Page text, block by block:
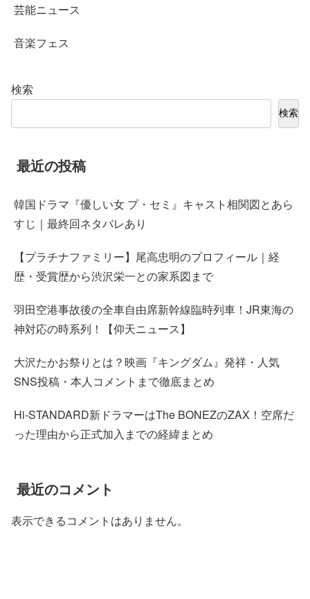
芸能ニュース
音楽フェス
検索
検索
最近の投稿
韓国ドラマ『優しい女 プ・セミ』キャスト相関図とあら
すじ｜最終回ネタバレあり
【プラチナファミリー】尾高忠明のプロフィール｜経
歴・受賞歴から渋沢栄一との家系図まで
羽田空港事故後の全車自由席新幹線臨時列車！JR東海の
神対応の時系列！【仰天ニュース】
大沢たかお祭りとは？映画『キングダム』発祥・人気
SNS投稿・本人コメントまで徹底まとめ
Hi-STANDARD新ドラマーはThe BONEZのZAX！空席だ
った理由から正式加入までの経緯まとめ
最近のコメント
表示できるコメントはありません。